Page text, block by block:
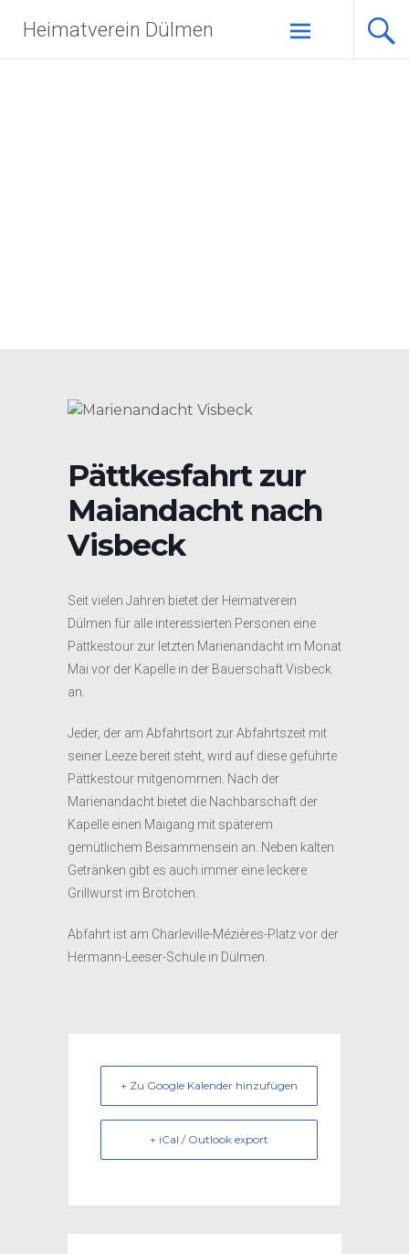
Inhalt
springen
Heimatverein Dülmen
Pättkesfahrt zur
Maiandacht nach
Visbeck
Seit vielen Jahren bietet der Heimatverein
Dülmen für alle interessierten Personen eine
Pättkestour zur letzten Marienandacht im Monat
Mai vor der Kapelle in der Bauerschaft Visbeck
an.
Jeder, der am Abfahrtsort zur Abfahrtszeit mit
seiner Leeze bereit steht, wird auf diese geführte
Pättkestour mitgenommen. Nach der
Marienandacht bietet die Nachbarschaft der
Kapelle einen Maigang mit späterem
gemütlichem Beisammensein an. Neben kalten
Getränken gibt es auch immer eine leckere
Grillwurst im Brötchen.
Abfahrt ist am Charleville-Mézières-Platz vor der
Hermann-Leeser-Schule in Dülmen.
+ Zu Google Kalender hinzufügen
+ iCal / Outlook export